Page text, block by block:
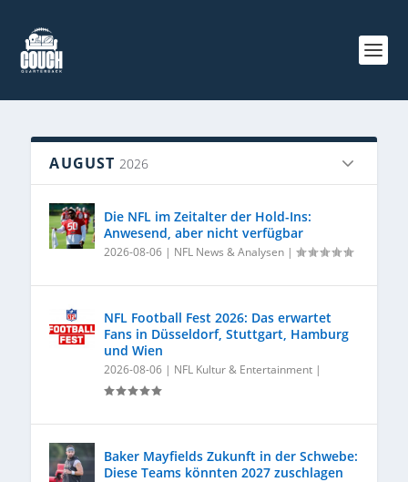
AUGUST 2026
Die NFL im Zeitalter der Hold-Ins:
Anwesend, aber nicht verfügbar
2026-08-06 | NFL News & Analysen |
NFL Football Fest 2026: Das erwartet
Fans in Düsseldorf, Stuttgart, Hamburg
und Wien
2026-08-06 | NFL Kultur & Entertainment |
Baker Mayfields Zukunft in der Schwebe:
Diese Teams könnten 2027 zuschlagen